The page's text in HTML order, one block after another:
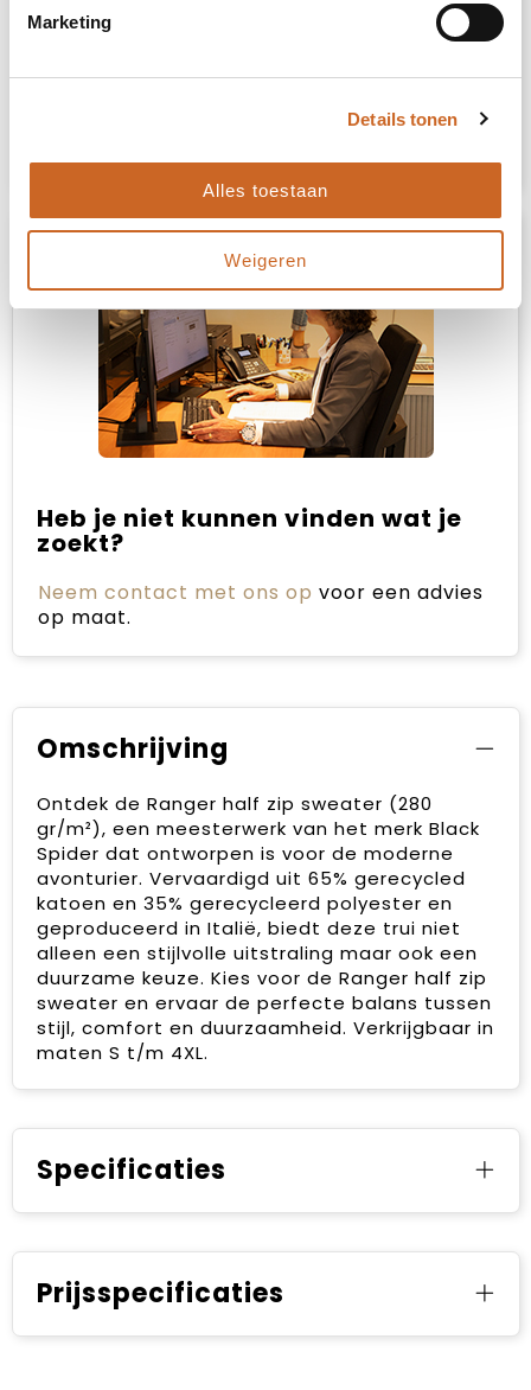
Marketing
Details tonen
Alles toestaan
Weigeren
Vrijblijvende offerte
Heb je niet kunnen vinden wat je
zoekt?
Neem contact met ons op voor een advies
op maat.
Omschrijving
Ontdek de Ranger half zip sweater (280
gr/m²), een meesterwerk van het merk Black
Spider dat ontworpen is voor de moderne
avonturier. Vervaardigd uit 65% gerecycled
katoen en 35% gerecycleerd polyester en
geproduceerd in Italië, biedt deze trui niet
alleen een stijlvolle uitstraling maar ook een
duurzame keuze. Kies voor de Ranger half zip
sweater en ervaar de perfecte balans tussen
stijl, comfort en duurzaamheid. Verkrijgbaar in
maten S t/m 4XL.
Specificaties
Prijsspecificaties